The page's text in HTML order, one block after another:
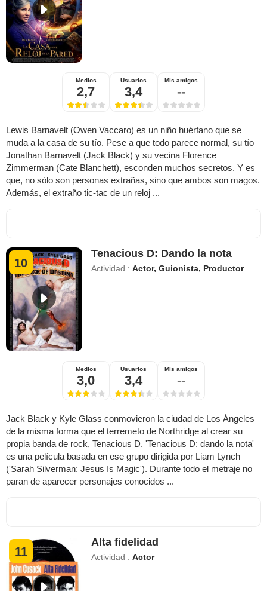
Medios
2,7
Usuarios
3,4
Mis amigos
--
Lewis Barnavelt (Owen Vaccaro) es un niño huérfano que se
muda a la casa de su tío. Pese a que todo parece normal, su tío
Jonathan Barnavelt (Jack Black) y su vecina Florence
Zimmerman (Cate Blanchett), esconden muchos secretos. Y es
que, no sólo son personas extrañas, sino que ambos son magos.
Además, el extraño tic-tac de un reloj ...
10
Tenacious D: Dando la nota
Actividad :Actor, Guionista, Productor
Medios
3,0
Usuarios
3,4
Mis amigos
--
Jack Black y Kyle Glass conmovieron la ciudad de Los Ángeles
de la misma forma que el terremeto de Northridge al crear su
propia banda de rock, Tenacious D. 'Tenacious D: dando la nota'
es una película basada en ese grupo dirigida por Liam Lynch
('Sarah Silverman: Jesus Is Magic'). Durante todo el metraje no
paran de aparecer personajes conocidos ...
11
Alta fidelidad
Actividad :Actor